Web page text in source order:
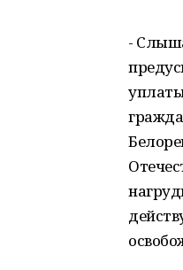
-